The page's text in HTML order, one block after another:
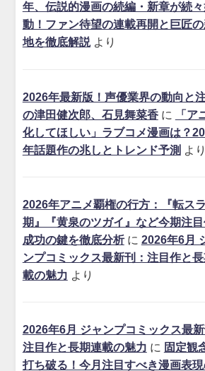
年、伝説的漫画の続編・新章が続
動！ファン待望の連載再開と巨匠
地を徹底解説より
2026年最新版！声優業界の動向と
の津田健次郎、石見舞菜香に
「ア
化してほしい」ラブコメ漫画は？
年話題作の兆しとトレンド予測
より
2026年アニメ覇権の行方：『転ス
期』『黄泉のツガイ』など今期注目
成功の鍵を徹底分析に 2026年6月
ンプコミックス最新刊：注目作と
載の魅力 より
2026年6月 ジャンプコミックス最新
注目作と長期連載の魅力 に 固定観
打ち破る！今月注目すべき漫画表